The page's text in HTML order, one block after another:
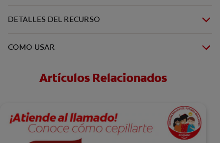
DETALLES DEL RECURSO
COMO USAR
Artículos Relacionados